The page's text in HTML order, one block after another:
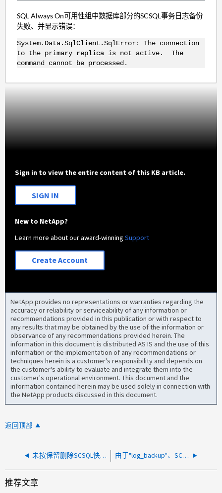
SQL Always On可用性组中数据库部分的SCSQL事务日志备份
失败、并显示错误：
System.Data.SqlClient.SqlError: The connection
to the primary replica is not active. The
command cannot be processed.
Sign in to view the entire content of this KB article.
SIGN IN
New to NetApp?
Learn more about our award-winningSupport
Create Account
NetApp provides no representations or warranties regarding the
accuracy or reliability or serviceability of any information or
recommendations provided in this publication or with respect to
any results that may be obtained by the use of the information or
observance of any recommendations provided herein. The
information in this document is distributed AS IS and the use of this
information or the implementation of any recommendations or
techniques herein is a customer's responsibility and depends on
the customer's ability to evaluate and integrate them into the
customer's operational environment. This document and the
information contained herein may be used solely in connection with
the NetApp products discussed in this document.
返回顶部
未按保留删除SCSQL快照 由于"log_backup"、SCSQL事务日志已满
推荐文章